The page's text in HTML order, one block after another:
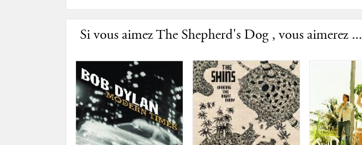
Si vous aimez The Shepherd's Dog , vous aimerez ...